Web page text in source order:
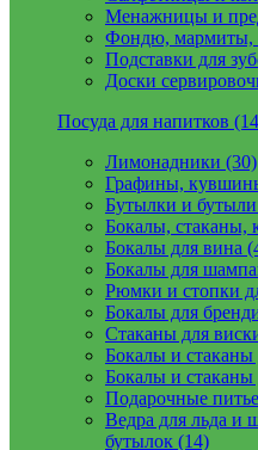
Менажницы и
Фондю, мармиты,
Подставки для
Доски
Посуда для напитков
Лимонадники (30)
Графины,
Бутылки и
Бокалы, стаканы,
Бокалы для вина
Бокалы для
Рюмки и стопки
Бокалы для
Стаканы для
Бокалы и стаканы
Бокалы и
Подарочные
Ведра для льда и
бутылок (14)